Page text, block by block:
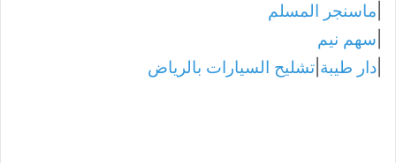
ماسنجر المسلم
سهم نيم
دار طيبة تشليح السيارات بالرياض